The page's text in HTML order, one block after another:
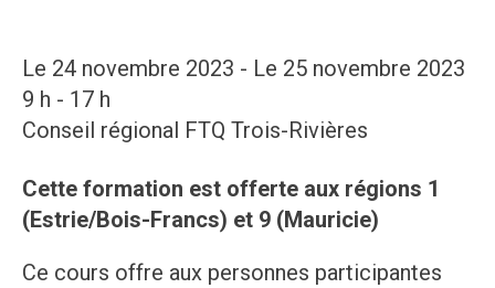
Le 24 novembre 2023 - Le 25 novembre 2023
9 h - 17 h
Conseil régional FTQ Trois-Rivières
Cette formation est offerte aux régions 1
(Estrie/Bois-Francs) et 9 (Mauricie)
Ce cours offre aux personnes participantes